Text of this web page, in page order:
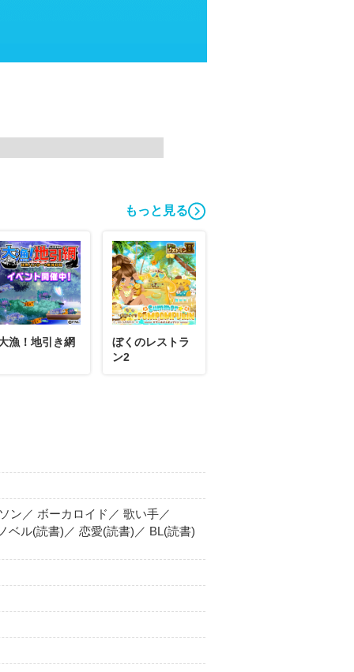
もっと見る
漁！地引き網
ぼくのレストラ
ン2
ン／ ボーカロイド／ 歌い手／
ベル(読書)／ 恋愛(読書)／ BL(読書)